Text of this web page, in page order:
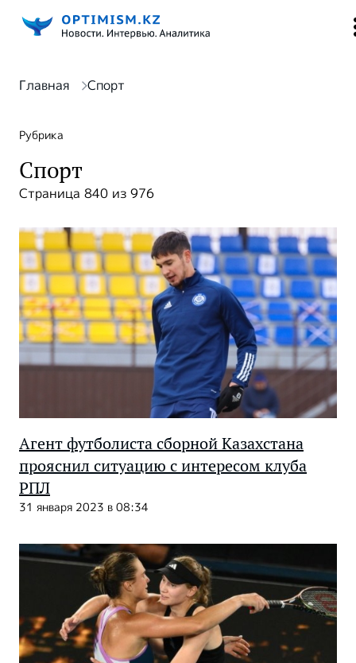
Главная Спорт
Рубрика
Спорт
Страница 840 из 976
Агент футболиста сборной Казахстана
прояснил ситуацию с интересом клуба
РПЛ
31 января 2023 в 08:34